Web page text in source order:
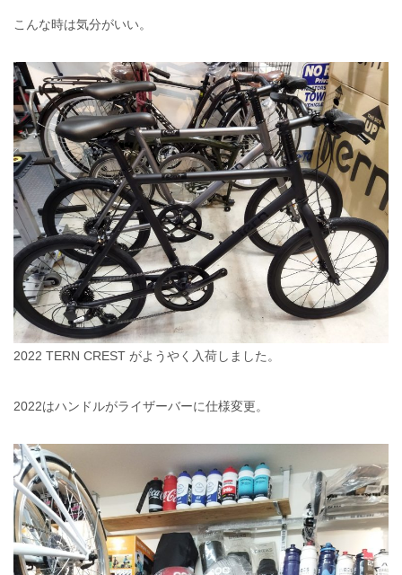
こんな時は気分がいい。
2022 TERN CREST がようやく入荷しました。
2022はハンドルがライザーバーに仕様変更。